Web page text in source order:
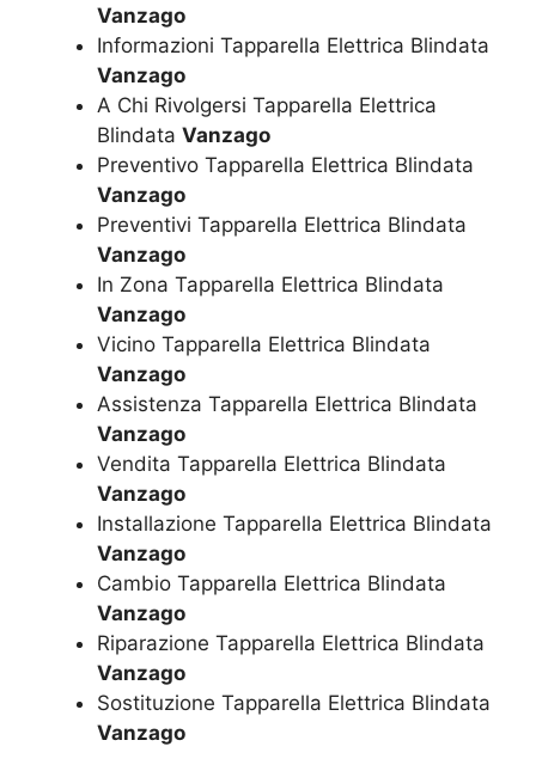
Vanzago
Informazioni Tapparella Elettrica Blindata
Vanzago
A Chi Rivolgersi Tapparella Elettrica
Blindata Vanzago
Preventivo Tapparella Elettrica Blindata
Vanzago
Preventivi Tapparella Elettrica Blindata
Vanzago
In Zona Tapparella Elettrica Blindata
Vanzago
Vicino Tapparella Elettrica Blindata
Vanzago
Assistenza Tapparella Elettrica Blindata
Vanzago
Vendita Tapparella Elettrica Blindata
Vanzago
Installazione Tapparella Elettrica Blindata
Vanzago
Cambio Tapparella Elettrica Blindata
Vanzago
Riparazione Tapparella Elettrica Blindata
Vanzago
Sostituzione Tapparella Elettrica Blindata
Vanzago